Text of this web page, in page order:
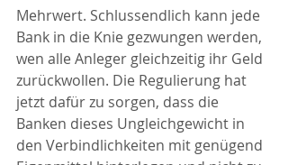
Mehrwert. Schlussendlich kann jede
Bank in die Knie gezwungen werden,
wen alle Anleger gleichzeitig ihr Geld
zurückwollen. Die Regulierung hat
jetzt dafür zu sorgen, dass die
Banken dieses Ungleichgewicht in
den Verbindlichkeiten mit genügend